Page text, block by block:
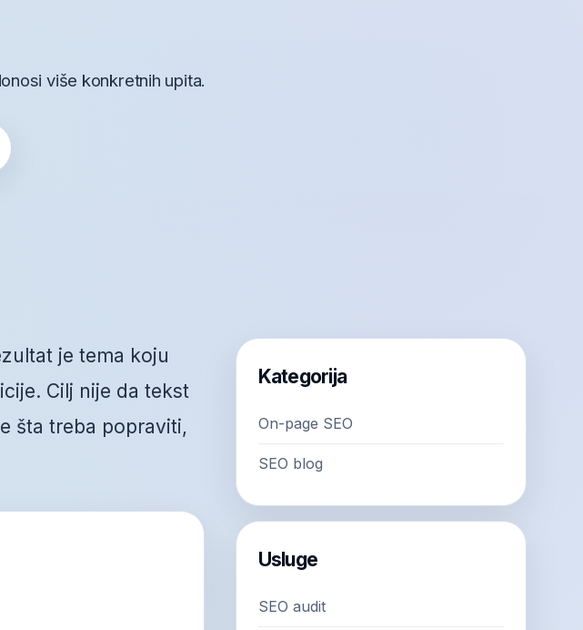
više konkretnih upita.
je tema koju
Cilj nije da tekst
šta treba popraviti,
Kategorija
On-page SEO
SEO blog
Usluge
SEO audit